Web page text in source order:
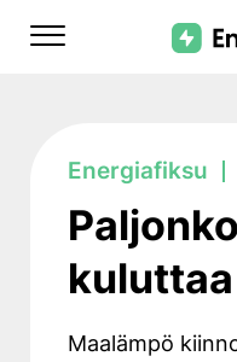
content
Energiafiksu
Maalämpö